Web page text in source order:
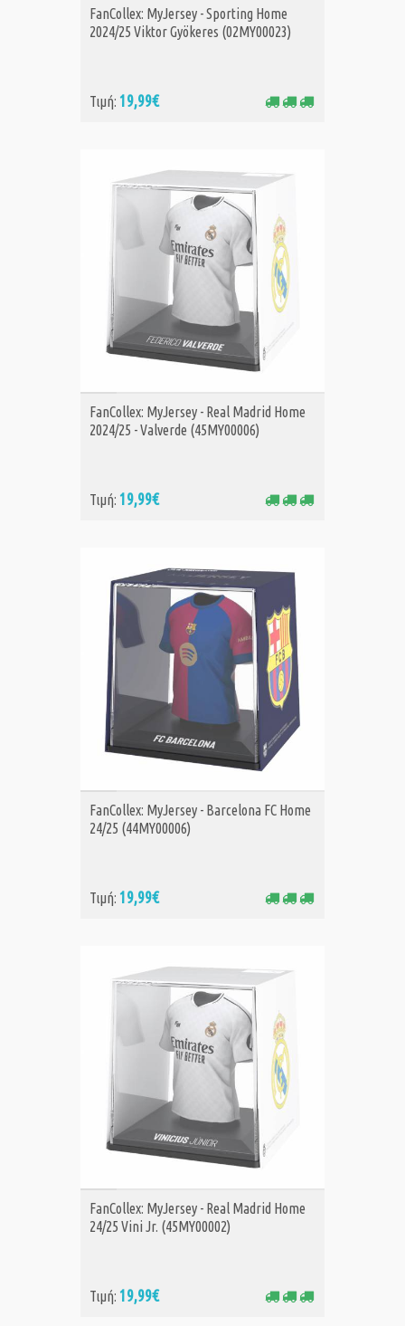
ΑΓΟΡΑ
FanCollex: MyJersey - Sporting Home
2024/25 Viktor Gyökeres (02MY00023)
Τιμή: 19,99€
ΑΓΟΡΑ
FanCollex: MyJersey - Real Madrid Home
2024/25 - Valverde (45MY00006)
Τιμή: 19,99€
ΑΓΟΡΑ
FanCollex: MyJersey - Barcelona FC Home
24/25 (44MY00006)
Τιμή: 19,99€
ΑΓΟΡΑ
FanCollex: MyJersey - Real Madrid Home
24/25 Vini Jr. (45MY00002)
Τιμή: 19,99€